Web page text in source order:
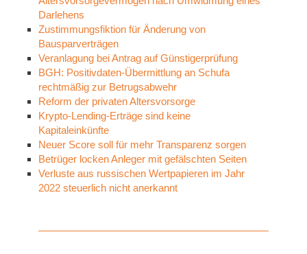
Darlehens
Zustimmungsfiktion für Änderung von
Bausparverträgen
Veranlagung bei Antrag auf Günstigerprüfung
BGH: Positivdaten-Übermittlung an Schufa
rechtmäßig zur Betrugsabwehr
Reform der privaten Altersvorsorge
Krypto-Lending-Erträge sind keine
Kapitaleinkünfte
Neuer Score soll für mehr Transparenz sorgen
Betrüger locken Anleger mit gefälschten Seiten
Verluste aus russischen Wertpapieren im Jahr
2022 steuerlich nicht anerkannt